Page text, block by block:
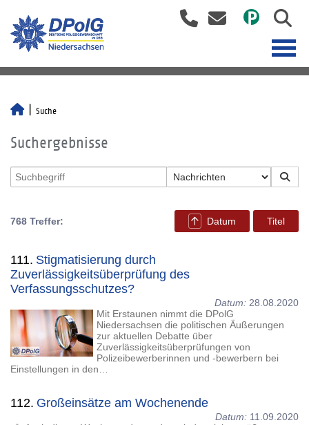
Suche
Suchergebnisse
768 Treffer: Datum Titel
111. Stigmatisierung durch
Zuverlässigkeitsüberprüfung des
Verfassungsschutzes?
Datum: 28.08.2020
Mit Erstaunen nimmt die DPolG
Niedersachsen die politischen Äußerungen
zur aktuellen Debatte über
Zuverlässigkeitsüberprüfungen von
Polizeibewerberinnen und -bewerbern bei
Einstellungen in den…
112. Großeinsätze am Wochenende
Datum: 11.09.2020